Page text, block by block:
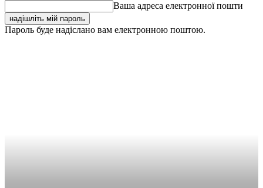
Ваша адреса електронної пошти
Пароль буде надіслано вам електронною поштою.